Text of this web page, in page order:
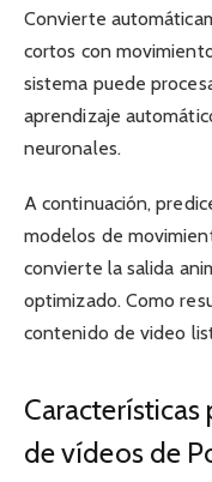
Convierte
cortos con
sistema puede
aprendizaje
neuronales.
A continuación,
modelos de
convierte la salida
optimizado. Como
contenido de video
Características
de vídeos de